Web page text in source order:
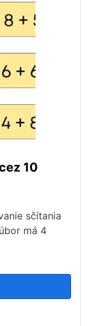
10
sčítania
má 4